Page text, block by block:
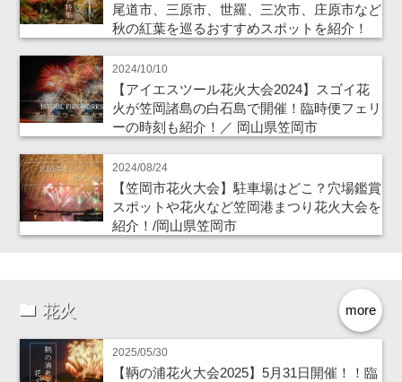
尾道市、三原市、世羅、三次市、庄原市など
秋の紅葉を巡るおすすめスポットを紹介！
2024/10/10
【アイエスツール花火大会2024】スゴイ花
火が笠岡諸島の白石島で開催！臨時便フェリ
ーの時刻も紹介！／ 岡山県笠岡市
2024/08/24
【笠岡市花火大会】駐車場はどこ？穴場鑑賞
スポットや花火など笠岡港まつり花火大会を
紹介！/岡山県笠岡市
more
花火
2025/05/30
【鞆の浦花火大会2025】5月31日開催！！臨